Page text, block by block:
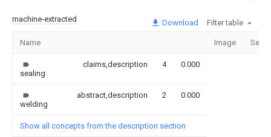
machine-extracted Download Filter table
Name Image
sealing
claims,description 4 0.000
welding
abstract,description 2 0.000
Show all concepts from the description section